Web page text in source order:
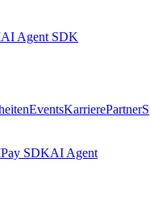
AI Agent SDK
EventsKarrierePartnerS
Pay SDKAI Agent